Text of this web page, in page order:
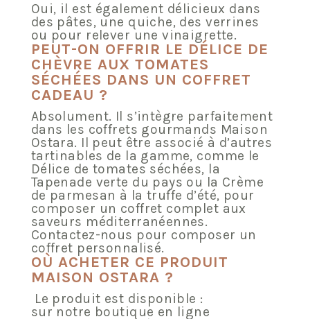
Oui, il est également délicieux dans
des pâtes, une quiche, des verrines
ou pour relever une vinaigrette.
PEUT-ON OFFRIR LE DÉLICE DE
CHÈVRE AUX TOMATES
SÉCHÉES DANS UN COFFRET
CADEAU ?
Absolument. Il s’intègre parfaitement
dans les coffrets gourmands Maison
Ostara. Il peut être associé à d’autres
tartinables de la gamme, comme le
Délice de tomates séchées, la
Tapenade verte du pays ou la Crème
de parmesan à la truffe d’été, pour
composer un coffret complet aux
saveurs méditerranéennes.
Contactez-nous pour composer un
coffret personnalisé.
OÙ ACHETER CE PRODUIT
MAISON OSTARA ?
Le produit est disponible :
sur notre boutique en ligne